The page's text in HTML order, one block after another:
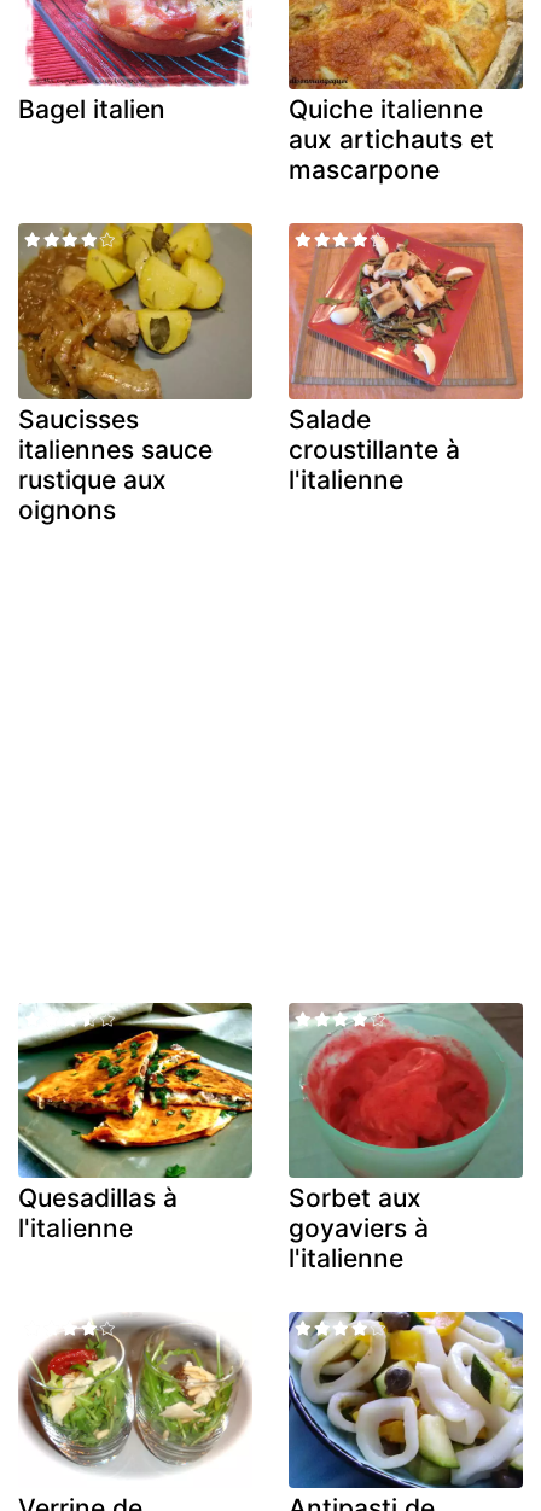
Bagel italien
Quiche italienne
aux artichauts et
mascarpone
Saucisses
italiennes sauce
rustique aux
oignons
Salade
croustillante à
l'italienne
Quesadillas à
l'italienne
Sorbet aux
goyaviers à
l'italienne